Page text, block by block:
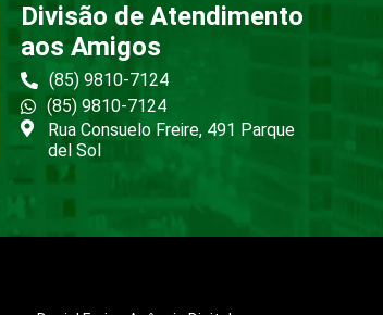
Divisão de Atendimento
aos Amigos
(85) 9810-7124
(85) 9810-7124
Rua Consuelo Freire, 491 Parque
del Sol